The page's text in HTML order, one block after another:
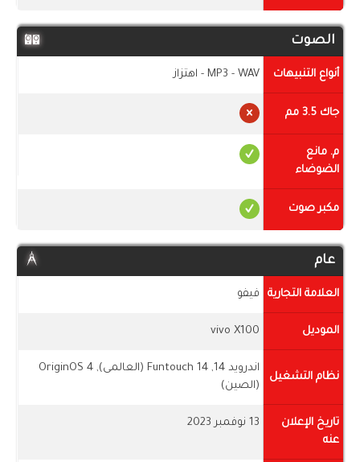
الصوت
أنواع التنبيهات MP3 - WAV - اهتزاز
جاك 3.5 مم
م. مانع
الضوضاء
مكبر صوت
عام
العلامة التجارية فيفو
الموديل vivo X100
نظام التشغيل
اندرويد 14, Funtouch 14 (العالمى), OriginOS 4
(الصين)
تاريخ الإعلان
عنه
13 نوفمبر 2023